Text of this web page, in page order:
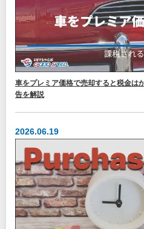
車をプレミア価格で売却すると税金は
告を解説
2026.06.19